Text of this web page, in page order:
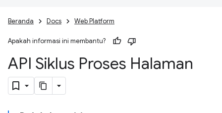
Beranda Docs Web Platform
Apakah informasi ini membantu?
API Siklus Proses Halaman